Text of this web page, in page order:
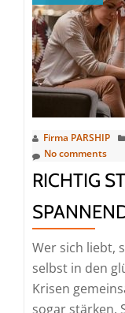
Firma PARSHIP
No comments
RICHTIG
Wer sich liebt,
selbst in den
Krisen
sogar stärken.